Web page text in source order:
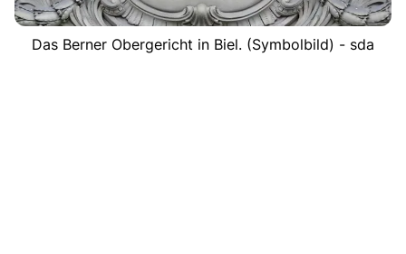
Das Berner Obergericht in Biel. (Symbolbild) - sda